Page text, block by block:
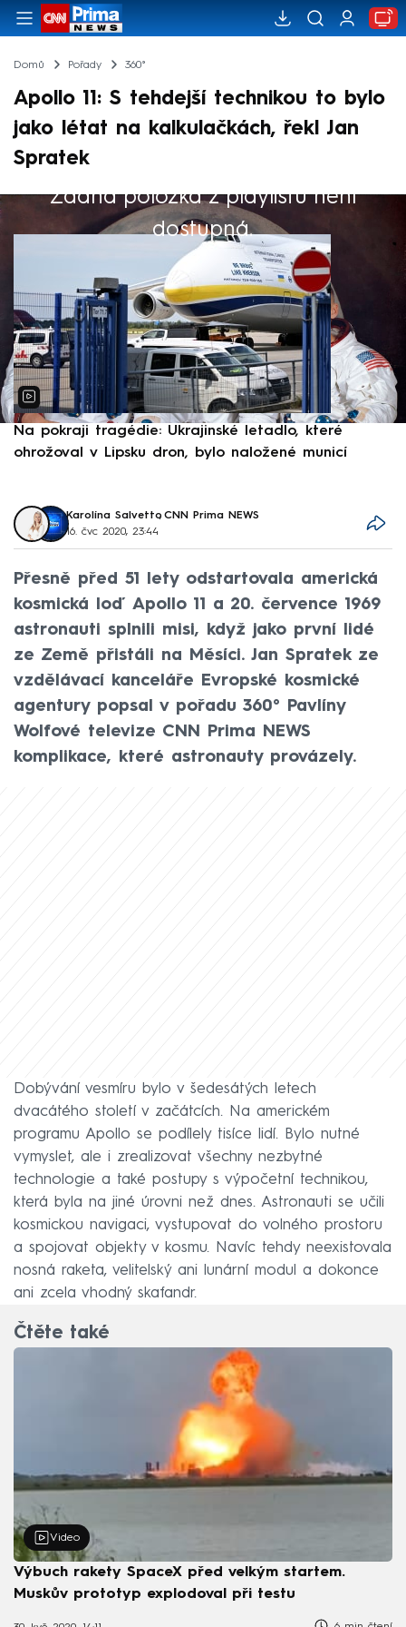
Domů Pořady 360°
Apollo 11: S tehdejší technikou to bylo
jako létat na kalkulačkách, řekl Jan
Spratek
Žádná položka z playlistu není
dostupná.
Výběr redakce
Na pokraji tragédie: Ukrajinské letadlo, které
ohrožoval v Lipsku dron, bylo naložené municí
Karolína Salvetto, CNN Prima NEWS
16. čvc 2020, 23:44
Přesně před 51 lety odstartovala americká
kosmická loď Apollo 11 a 20. července 1969
astronauti splnili misi, když jako první lidé
ze Země přistáli na Měsíci. Jan Spratek ze
vzdělávací kanceláře Evropské kosmické
agentury popsal v pořadu 360° Pavlíny
Wolfové televize CNN Prima NEWS
komplikace, které astronauty provázely.
Dobývání vesmíru bylo v šedesátých letech
dvacátého století v začátcích. Na americkém
programu Apollo se podílely tisíce lidí. Bylo nutné
vymyslet, ale i zrealizovat všechny nezbytné
technologie a také postupy s výpočetní technikou,
která byla na jiné úrovni než dnes. Astronauti se učili
kosmickou navigaci, vystupovat do volného prostoru
a spojovat objekty v kosmu. Navíc tehdy neexistovala
nosná raketa, velitelský ani lunární modul a dokonce
ani zcela vhodný skafandr.
Čtěte také
Video
Výbuch rakety SpaceX před velkým startem.
Muskův prototyp explodoval při testu